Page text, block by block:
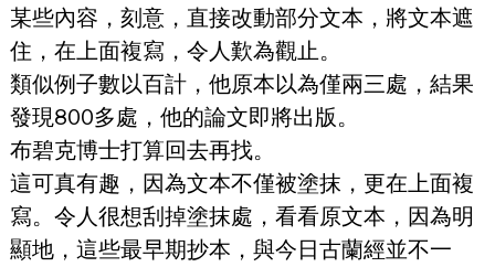
某些內容，刻意，直接改動部分文本，將文本遮
住，在上面複寫，令人歎為觀止。
類似例子數以百計，他原本以為僅兩三處，結果
發現800多處，他的論文即將出版。
布碧克博士打算回去再找。
這可真有趣，因為文本不僅被塗抹，更在上面複
寫。令人很想刮掉塗抹處，看看原文本，因為明
顯地，這些最早期抄本，與今日古蘭經並不一